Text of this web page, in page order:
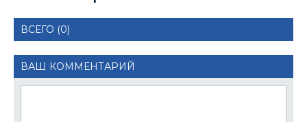
ВСЕГО (0)
ВАШ КОММЕНТАРИЙ